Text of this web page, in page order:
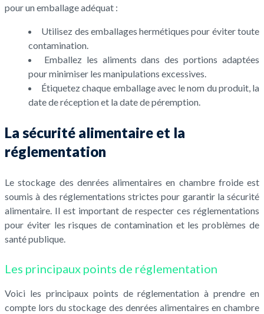
pour un emballage adéquat :
Utilisez des emballages hermétiques pour éviter toute
contamination.
Emballez les aliments dans des portions adaptées
pour minimiser les manipulations excessives.
Étiquetez chaque emballage avec le nom du produit, la
date de réception et la date de péremption.
La sécurité alimentaire et la
réglementation
Le stockage des denrées alimentaires en chambre froide est
soumis à des réglementations strictes pour garantir la sécurité
alimentaire. Il est important de respecter ces réglementations
pour éviter les risques de contamination et les problèmes de
santé publique.
Les principaux points de réglementation
Voici les principaux points de réglementation à prendre en
compte lors du stockage des denrées alimentaires en chambre